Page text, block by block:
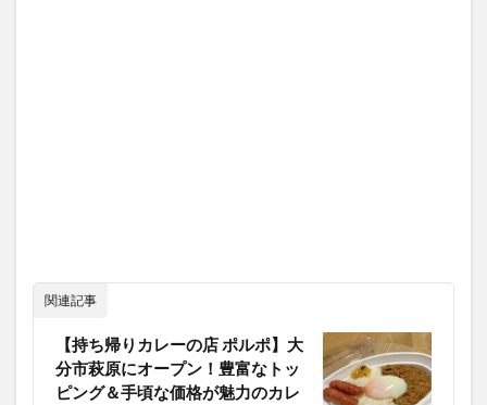
関連記事
【持ち帰りカレーの店 ポルポ】大
分市萩原にオープン！豊富なトッ
ピング＆手頃な価格が魅力のカレ